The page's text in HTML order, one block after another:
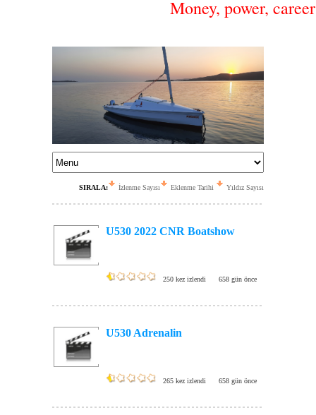
Money, power,
SIRALA: İzlenme Sayısı Eklenme Tarihi Yıldız Sayısı
U530 2022 CNR Boatshow
250 kez izlendi 658 gün önce
U530 Adrenalin
265 kez izlendi 658 gün önce